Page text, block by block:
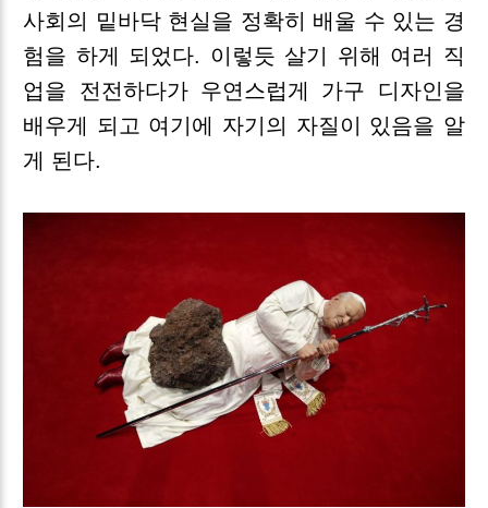
사회의 밑바닥 현실을 정확히 배울 수 있는 경
험을 하게 되었다. 이렇듯 살기 위해 여러 직
업을 전전하다가 우연스럽게 가구 디자인을
배우게 되고 여기에 자기의 자질이 있음을 알
게 된다.